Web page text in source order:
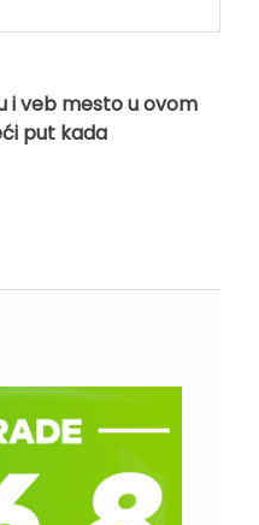
i veb mesto u ovom
put kada